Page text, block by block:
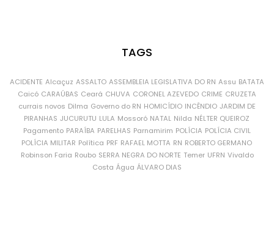
TAGS
ACIDENTE Alcaçuz ASSALTO ASSEMBLEIA LEGISLATIVA DO RN Assu BATATA
Caicó CARAÚBAS Ceará CHUVA CORONEL AZEVEDO CRIME CRUZETA
currais novos Dilma Governo do RN HOMICÍDIO INCÊNDIO JARDIM DE
PIRANHAS JUCURUTU LULA Mossoró NATAL Nilda NÉLTER QUEIROZ
Pagamento PARAÍBA PARELHAS Parnamirim POLÍCIA POLÍCIA CIVIL
POLÍCIA MILITAR Política PRF RAFAEL MOTTA RN ROBERTO GERMANO
Robinson Faria Roubo SERRA NEGRA DO NORTE Temer UFRN Vivaldo
Costa Água ÁLVARO DIAS